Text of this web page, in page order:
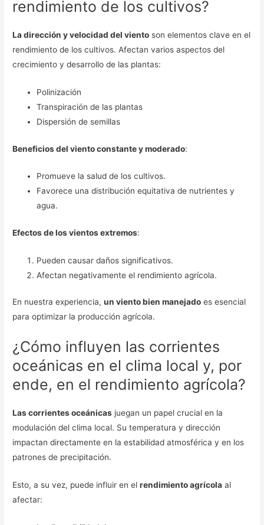
rendimiento de los cultivos?
La dirección y velocidad del viento son elementos clave en el
rendimiento de los cultivos. Afectan varios aspectos del
crecimiento y desarrollo de las plantas:
Polinización
Transpiración de las plantas
Dispersión de semillas
Beneficios del viento constante y moderado:
Promueve la salud de los cultivos.
Favorece una distribución equitativa de nutrientes y
agua.
Efectos de los vientos extremos:
Pueden causar daños significativos.
Afectan negativamente el rendimiento agrícola.
En nuestra experiencia,un viento bien manejado es esencial
para optimizar la producción agrícola.
¿Cómo influyen las corrientes
oceánicas en el clima local y, por
ende, en el rendimiento agrícola?
Las corrientes oceánicas juegan un papel crucial en la
modulación del clima local. Su temperatura y dirección
impactan directamente en la estabilidad atmosférica y en los
patrones de precipitación.
Esto, a su vez, puede influir en elrendimiento agrícola al
afectar: